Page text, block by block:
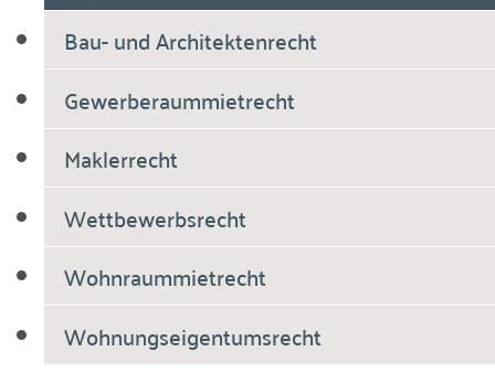
Bau- und Architektenrecht
Gewerberaummietrecht
Maklerrecht
Wettbewerbsrecht
Wohnraummietrecht
Wohnungseigentumsrecht